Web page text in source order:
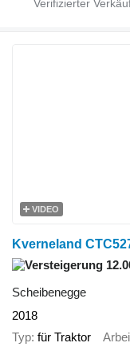
VIDEO
Kverneland
Scheibenegge
2018
Typ für Traktor